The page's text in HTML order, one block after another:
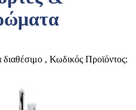
, Κωδικός Προϊόντος: